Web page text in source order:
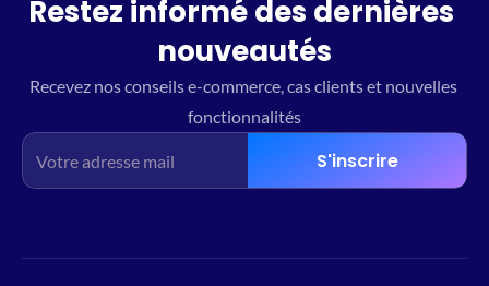
Restez informé des dernières
nouveautés
Recevez nos conseils e-commerce, cas clients et nouvelles
fonctionnalités
S'inscrire